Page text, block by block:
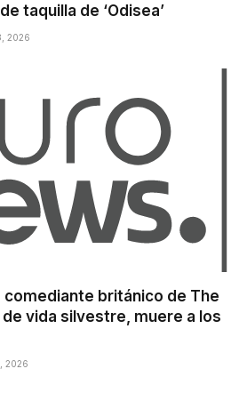
taquilla de ‘Odisea’
2026
comediante británico de The
vida silvestre, muere a los
2026